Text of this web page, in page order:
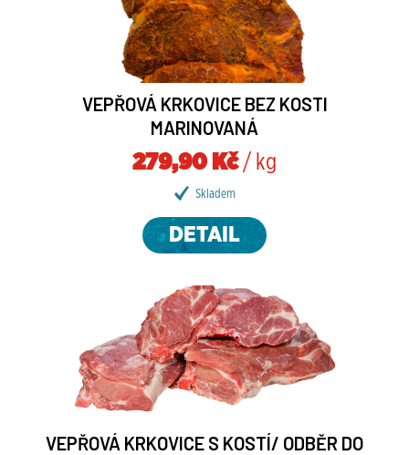
VEPŘOVÁ KRKOVICE BEZ KOSTI
MARINOVANÁ
279,90 Kč/ kg
Skladem
DETAIL
VEPŘOVÁ KRKOVICE S KOSTÍ/ ODBĚR DO